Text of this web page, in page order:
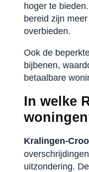
hoger te
bereid zijn
overbieden.
Ook de
bijbenen,
betaalbare
In welke
Kralingen-
uitzondering.